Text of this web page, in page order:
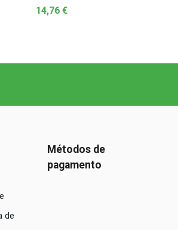
14,76 €
de
Métodos de
pagamento